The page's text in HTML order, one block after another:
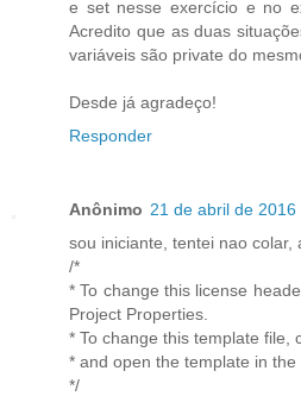
e set nesse exercício e no
Acredito que as duas
variáveis são private do
Desde já agradeço!
Responder
Anônimo 21 de abril de 2016
sou iniciante, tentei nao
/*
* To change this license
Project Properties.
* To change this template file,
* and open the template in the
*/